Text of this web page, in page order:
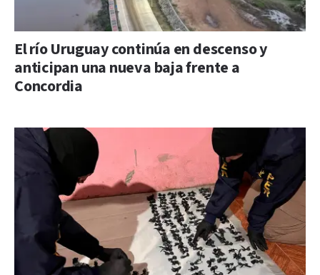
El río Uruguay continúa en descenso y
anticipan una nueva baja frente a
Concordia